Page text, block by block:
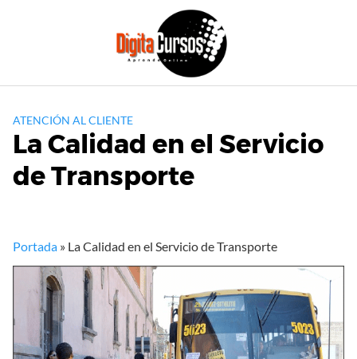
ATENCIÓN AL CLIENTE
La Calidad en el Servicio
de Transporte
Portada » La Calidad en el Servicio de Transporte